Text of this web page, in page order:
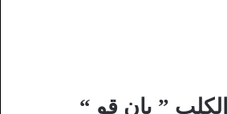
” بان قو “